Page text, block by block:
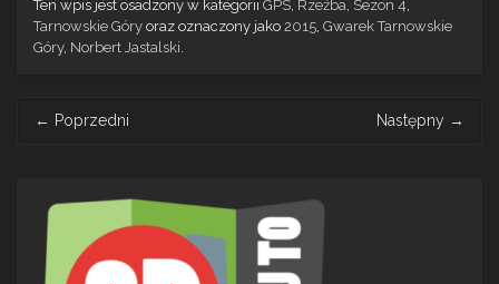
Ten wpis jest osadzony w kategorii GPS, Rzeźba, Sezon 4,
Tarnowskie Góry oraz oznaczony jako 2015, Gwarek Tarnowskie
Góry, Norbert Jastalski.
navigation
← Poprzedni Następny →